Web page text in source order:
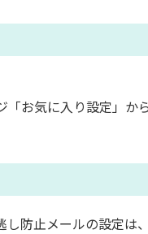
お気に入り設定」か
防止メールの設定は